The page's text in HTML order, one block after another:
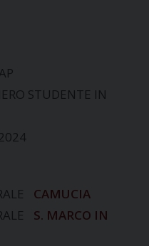
STUDENTE IN
CAMUCIA
S. MARCO IN